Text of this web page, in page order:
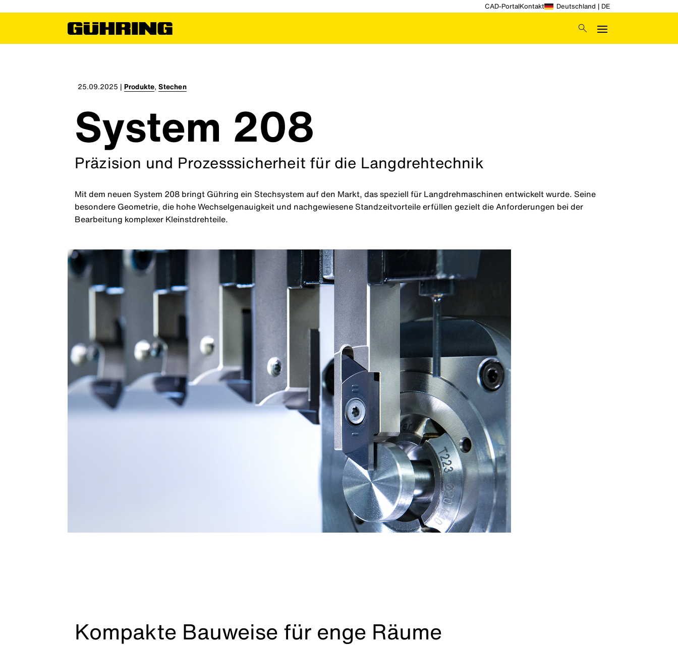
CAD-PortalKontakt Deutschland | DE
25.09.2025 | Produkte,Stechen
System 208
Präzision und Prozesssicherheit für die Langdrehtechnik
Mit dem neuen System 208 bringt Gühring ein Stechsystem auf den Markt, das speziell für Langdrehmaschinen entwickelt wurde. Seine
besondere Geometrie, die hohe Wechselgenauigkeit und nachgewiesene Standzeitvorteile erfüllen gezielt die Anforderungen bei der
Bearbeitung komplexer Kleinstdrehteile.
Kompakte Bauweise für enge Räume